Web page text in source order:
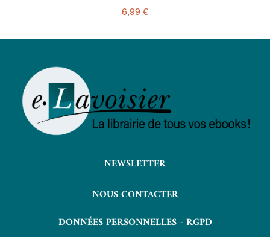
6,99 €
NEWSLETTER
NOUS CONTACTER
DONNÉES PERSONNELLES - RGPD